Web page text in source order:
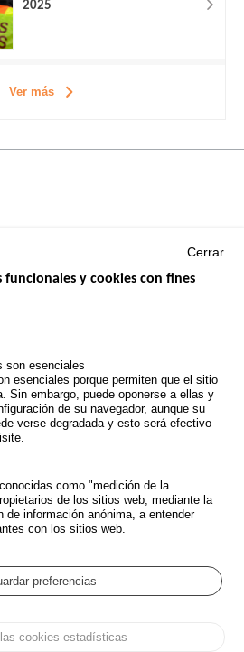
2025
Ver más
PROCEDENTES DE
DE ESTUDIOS
datos y CookiesAdministrar las cookies
Cerrar
funcionales y cookies con fines
son esenciales
esenciales porque permiten que el sitio
Sin embargo, puede oponerse a ellas y
de su navegador, aunque su
verse degradada y esto será efectivo
como "medición de la
de los sitios web, mediante la
de información anónima, a entender
con los sitios web.
preferencias
cookies estadísticas